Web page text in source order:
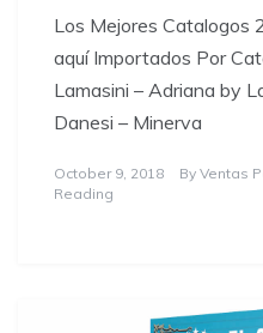
Los Mejores
aquí Importados Por
Lamasini – Adriana by
Danesi – Minerva
October 9, 2018 By Ventas
Reading